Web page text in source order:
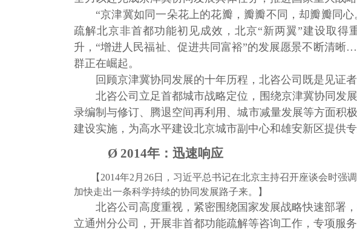
“京津冀如同一朵花上的花瓣，瓣瓣不同，却瓣瓣同心
疏解北京非首都功能初见成效，北京“新两翼”建设取
升 ， “增进人民福祉、促进共同富裕”的发展愿景不断清晰
群正在崛起 。
回顾京津冀协同发展的十年历程，北咨公司既是见证
北咨公司立足首都城市战略定位，围绕京津冀协同发
录编制与修订、腾退空间再利用、城市减量发展等方面积
建设实施，为高水平建设北京城市副中心和雄安新区提供
Ø 2014年：迅速响应
【 2014年2月26日，习近平总书记在北京主持召开座谈会时强
加快走出一条科学持续的协同发展路子来。 】
北咨公司高度重视，紧密围绕国家发展战略快速部署
立通州分公司，开展非首都功能疏解等咨询工作，专项服务